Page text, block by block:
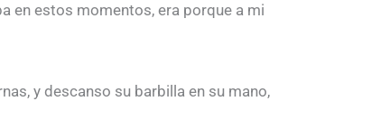
en estos momentos, era porque a mi
y descanso su barbilla en su mano,